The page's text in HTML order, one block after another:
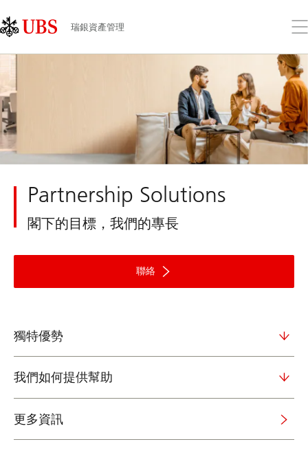
Links
Area
瑞銀資產管理
打
功
能
表
Partnership Solutions
閣下的目標，我們的專長
聯絡
獨特優勢
我們如何提供幫助
更多資訊